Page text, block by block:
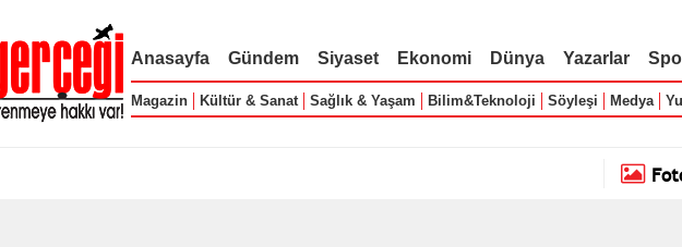
Anasayfa Gündem Siyaset Ekonomi Dünya Yazarlar
Magazin Kültür & Sanat Sağlık & Yaşam Bilim&Teknoloji Söyleşi Medya